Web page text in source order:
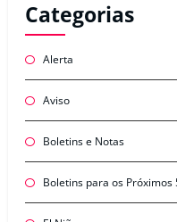
Categorias
Alerta
Aviso
Boletins e Notas
Boletins para os Próximos